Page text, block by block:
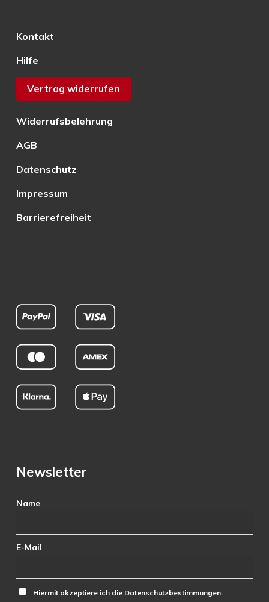
Kontakt
Hilfe
Vertrag widerrufen
Widerrufsbelehrung
AGB
Datenschutz
Impressum
Barrierefreiheit
Newsletter
Name
E-Mail
Hiermit akzeptiere ich die Datenschutzbestimmungen.